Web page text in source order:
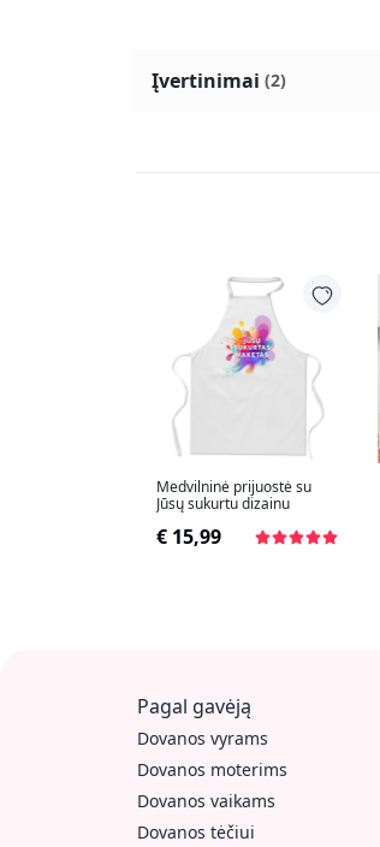
Įvertinimai (2)
Medvilninė prijuostė su
Jūsų sukurtu dizainu
€ 15,99
Pagal gavėją
Dovanos vyrams
Dovanos moterims
Dovanos vaikams
Dovanos tėčiui